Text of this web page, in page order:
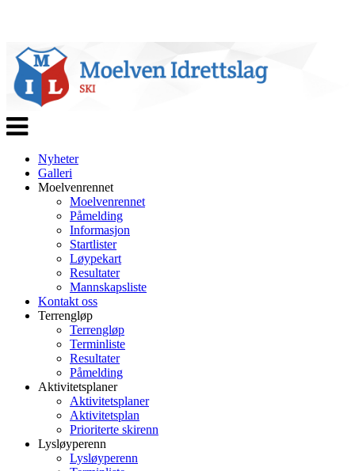
Veksle
navigasjon
Nyheter
Galleri
Moelvenrennet
Moelvenrennet
Påmelding
Informasjon
Startlister
Løypekart
Resultater
Mannskapsliste
Kontakt oss
Terrengløp
Terrengløp
Terminliste
Resultater
Påmelding
Aktivitetsplaner
Aktivitetsplaner
Aktivitetsplan
Prioriterte skirenn
Lysløyperenn
Lysløyperenn